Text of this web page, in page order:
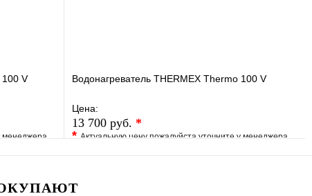
100 V
менеджера
Водонагреватель THERMEX Thermo 100 V
Цена:
13 700 руб. *
*Актуальную цену пожалуйста уточните у менеджера
В избранное Сравнение